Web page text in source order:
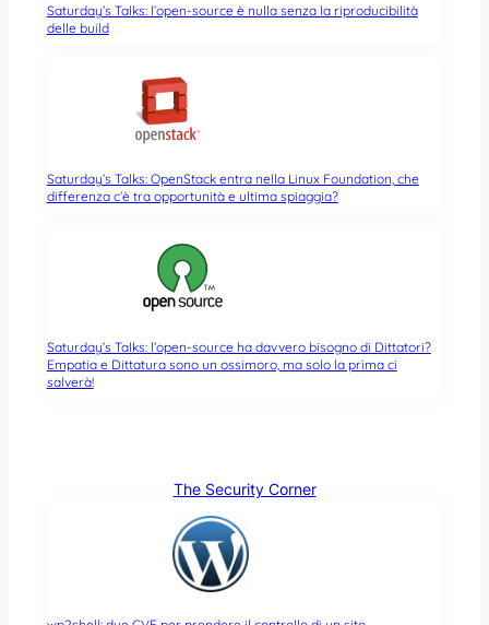
Saturday’s Talks: l’open-source è nulla senza la riproducibilità
delle build
Saturday’s Talks: OpenStack entra nella Linux Foundation, che
differenza c’è tra opportunità e ultima spiaggia?
Saturday’s Talks: l’open-source ha davvero bisogno di Dittatori?
Empatia e Dittatura sono un ossimoro, ma solo la prima ci
salverà!
The Security Corner